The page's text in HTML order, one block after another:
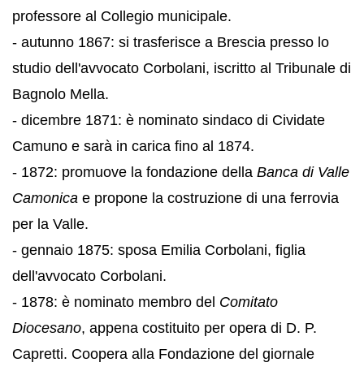
professore al Collegio municipale.
- autunno 1867: si trasferisce a Brescia presso lo
studio dell'avvocato Corbolani, iscritto al Tribunale di
Bagnolo Mella.
- dicembre 1871: è nominato sindaco di Cividate
Camuno e sarà in carica fino al 1874.
- 1872: promuove la fondazione della Banca di Valle
Camonica e propone la costruzione di una ferrovia
per la Valle.
- gennaio 1875: sposa Emilia Corbolani, figlia
dell'avvocato Corbolani.
- 1878: è nominato membro del Comitato
Diocesano, appena costituito per opera di D. P.
Capretti. Coopera alla Fondazione del giornale